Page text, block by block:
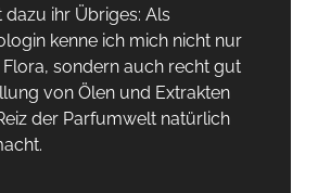
ihr Übriges: Als
kenne ich mich nicht nur
sondern auch recht gut
von Ölen und Extrakten
der Parfumwelt natürlich